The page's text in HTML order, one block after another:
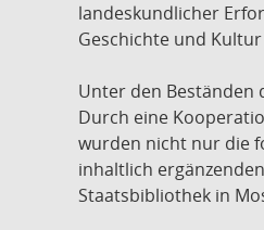
landeskundlicher
Geschichte und
Unter den Beständen
Durch eine
wurden nicht nur die
inhaltlich
Staatsbibliothek in